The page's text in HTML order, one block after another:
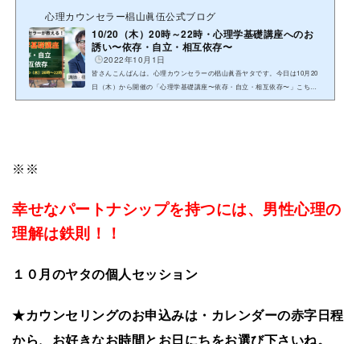
心理カウンセラー椙山眞伍公式ブログ
10/20（木）20時～22時・心理学基礎講座へのお
誘い〜依存・自立・相互依存〜
2022年10月1日
皆さんこんばんは。心理カウンセラーの椙山眞吾ヤタです。今日は10月20
日（木）から開催の「心理学基礎講座〜依存・自立・相互依存〜」こちら
のご案内です。この度、10月より来年の9月まで、毎月第3木曜日20時〜2...
※※
幸せなパートナシップを持つには、男性心理の
理解は鉄則！！
１０月のヤタの個人セッション
★カウンセリングのお申込みは・カレンダーの赤字日程
から、お好きなお時間とお日にちをお選び下さいね。